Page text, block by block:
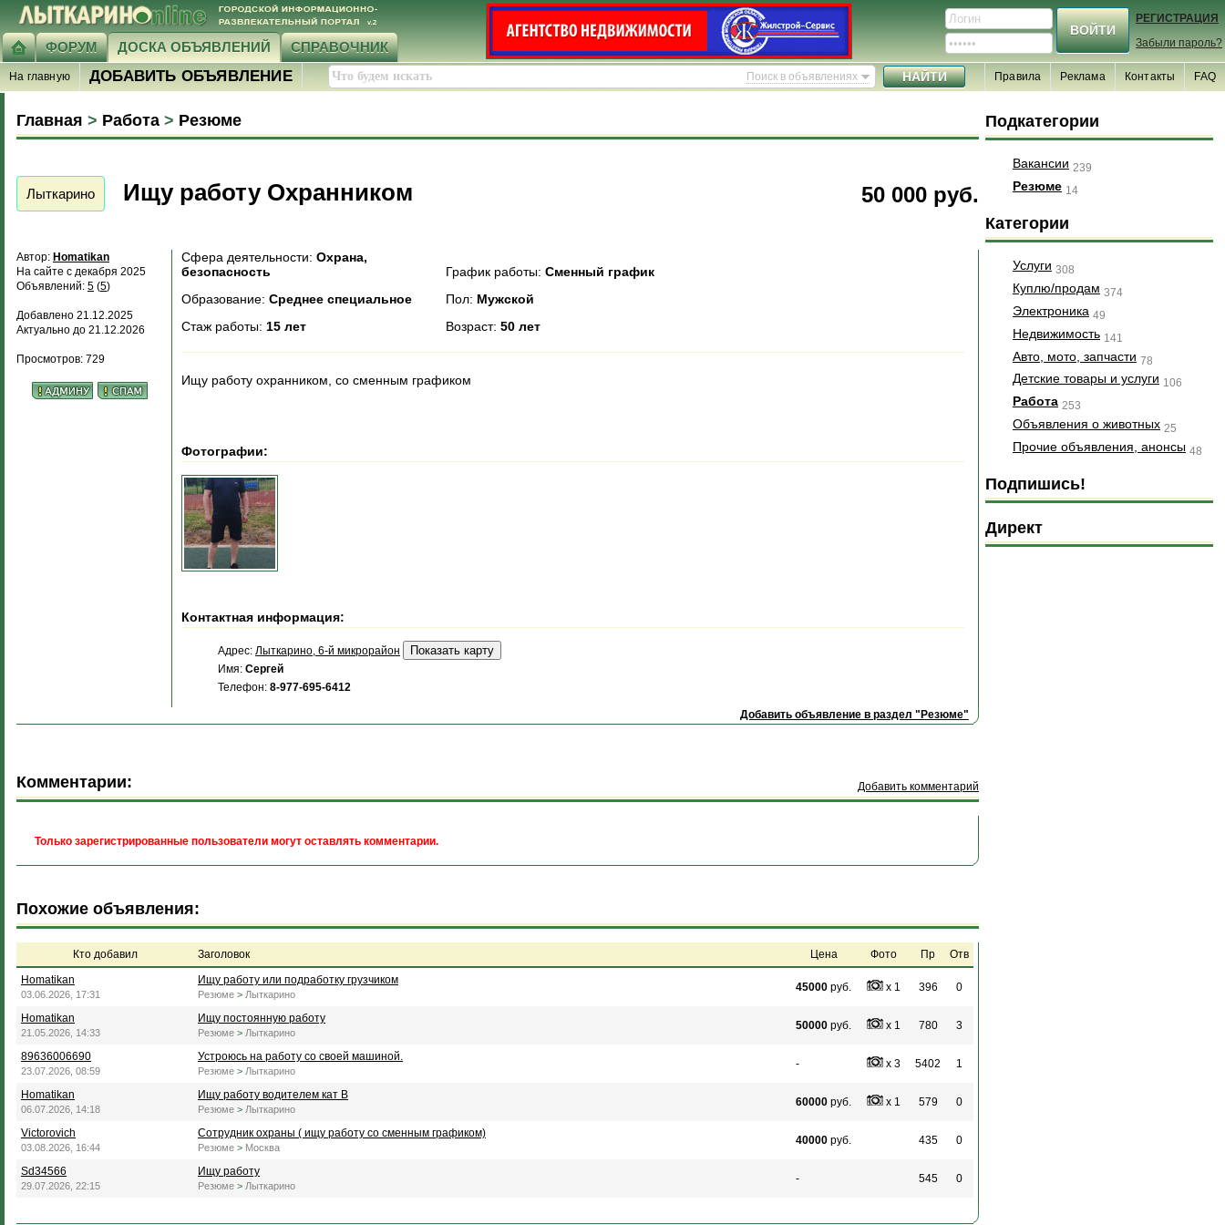
ФОРУМ ДОСКА ОБЪЯВЛЕНИЙ СПРАВОЧНИК
РЕГИСТРАЦИЯ
Забыли пароль?
На главную ДОБАВИТЬ ОБЪЯВЛЕНИЕ Поиск в объявлениях FAQ
Контакты
Реклама
Правила
Главная > Работа > Резюме
Лыткарино 50 000 руб.
Ищу работу Охранником
Автор: Homatikan
На сайте с декабря 2025
Объявлений: 5 (5)
Добавлено 21.12.2025
Актуально до 21.12.2026
Просмотров: 729
Сфера деятельности: Охрана,
безопасность
График работы: Сменный график
Образование: Среднее специальное Пол: Мужской
Стаж работы: 15 лет Возраст: 50 лет
Ищу работу охранником, со сменным графиком
Фотографии:
Контактная информация:
Адрес: Лыткарино, 6-й микрорайон
Имя: Сергей
Телефон: 8-977-695-6412
Добавить объявление в раздел "Резюме"
Комментарии: Добавить комментарий
Только зарегистрированные пользователи могут оставлять комментарии.
Похожие объявления:
Кто добавил Заголовок Цена Фото Пр
Отв
Homatikan
03.06.2026, 17:31
Ищу работу или подработку грузчиком
Резюме > Лыткарино
45000 руб. x 1 396 0
Homatikan
21.05.2026, 14:33
Ищу постоянную работу
Резюме > Лыткарино
50000 руб. x 1 780 3
89636006690
23.07.2026, 08:59
Устроюсь на работу со своей машиной.
Резюме > Лыткарино
- x 3 5402 1
Homatikan
06.07.2026, 14:18
Ищу работу водителем кат В
Резюме > Лыткарино
60000 руб. x 1 579 0
Victorovich
03.08.2026, 16:44
Сотрудник охраны ( ищу работу со сменным графиком)
Резюме > Москва
40000 руб. 435 0
Sd34566
29.07.2026, 22:15
Ищу работу
Резюме > Лыткарино
- 545 0
Подкатегории
Вакансии 239
Резюме 14
Категории
Услуги 308
Куплю/продам 374
Электроника 49
Недвижимость 141
Авто, мото, запчасти 78
Детские товары и услуги 106
Работа 253
Объявления о животных 25
Прочие объявления, анонсы 48
Подпишись!
Директ